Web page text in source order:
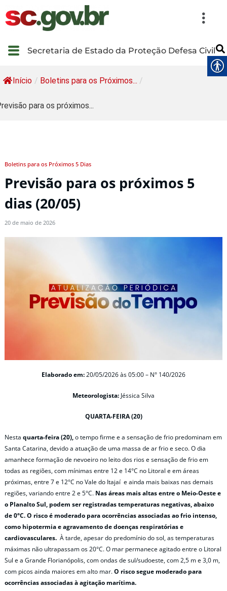
Secretaria de Estado da Proteção Defesa Civil
Início / Boletins para os Próximos... /
para os próximos...
Boletins para os Próximos 5 Dias
Previsão para os próximos 5
dias (20/05)
20 de maio de 2026
Elaborado em:20/05/2026 às 05:00 – N° 140/2026
Meteorologista: Jéssica Silva
QUARTA-FEIRA (20)
Nesta quarta-feira (20),o tempo firme e a sensação de frio predominam em
Santa Catarina, devido a atuação de uma massa de ar frio e seco. O dia
amanhece formação de nevoeiro no leito dos rios e sensação de frio em
todas as regiões, com mínimas entre 12 e 14°C no Litoral e em áreas
próximas, entre 7 e 12°C no Vale do Itajaí e ainda mais baixas nas demais
regiões, variando entre 2 e 5°C. Nas áreas mais altas entre o Meio-Oeste e
o Planalto Sul, podem ser registradas temperaturas negativas, abaixo
de 0°C.O risco é moderado para ocorrências associadas ao frio intenso,
como hipotermia e agravamento de doenças respiratórias e
cardiovasculares. À tarde, apesar do predomínio do sol, as temperaturas
máximas não ultrapassam os 20°C. O mar permanece agitado entre o Litoral
Sul e a Grande Florianópolis, com ondas de sul/sudoeste, com 2,5 m e 3,0 m,
com picos ainda maiores em alto mar.O risco segue moderado para
ocorrências associadas à agitação marítima.